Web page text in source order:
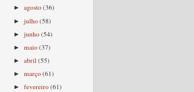
►agosto(36)
►julho(58)
►junho(54)
►maio(37)
►abril(55)
►março(61)
►fevereiro(61)